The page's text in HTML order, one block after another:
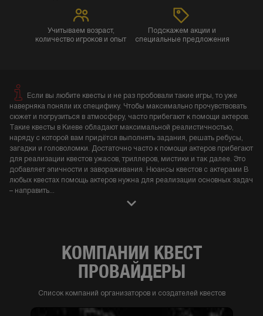
Учитываем возраст,
количество игроков и опыт
Подскажем акции и
специальные предложения
Если вы любите квесты и не раз пробовали такие игры, то уже
наверняка поняли их специфику. Чтобы максимально прочувствовать
сюжет и погрузиться в атмосферу, часто прибегают к помощи актеров.
Такие квесты в Киеве обладают максимальной реалистичностью,
наряду с которой вам придётся выполнять задания, решать ребусы,
загадки и головоломки. Достаточно часто к помощи актеров прибегают
для реализации квестов ужасов, триллеров, мистики и так далее. Это
добавляет эпичности и завораживания. Нюансы квестов с актерами В
любых квестах помощь актеров нужна для реализации основных задач
– направить
КОМПАНИИ КВЕСТ
ПРОВАЙДЕРЫ
Список компаний организаторов и создателей квестов